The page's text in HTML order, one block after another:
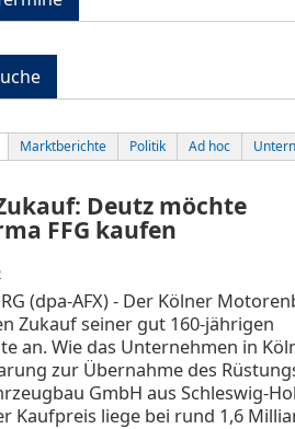
Marktberichte Politik Ad hoc
Deutz möchte
FFG kaufen
(dpa-AFX) - Der Kölner
Zukauf seiner gut 160-jährigen
an. Wie das Unternehmen in
zur Übernahme des
GmbH aus Schleswig-
Kaufpreis liege bei rund 1,6